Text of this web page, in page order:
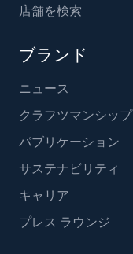
店舗を検索
ブランド
ニュース
クラフツマンシップ
パブリケーション
サステナビリティ
キャリア
プレス ラウンジ